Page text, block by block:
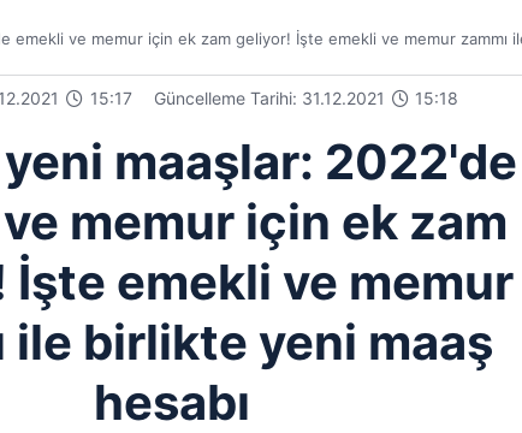
emekli ve memur için ek zam geliyor! İşte emekli ve memur zammı
15:17 Güncelleme Tarihi: 31.12.2021 15:18
yeni maaşlar: 2022'de
memur için ek zam
İşte emekli ve memur
ile birlikte yeni maaş
hesabı